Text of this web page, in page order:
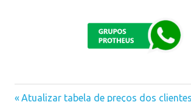
MV_BXDTFIN
Previous
Atualizar tabela de preços dos